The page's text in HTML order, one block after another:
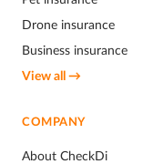
Drone insurance
Business insurance
View all →
COMPANY
About CheckDi